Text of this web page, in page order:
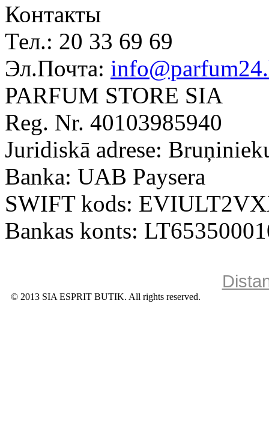
Контакты
Тел.: 20 33 69 69
Эл.Почта:
PARFUM STORE SIA
Reg. Nr. 40103985940
Juridiskā adrese:
Banka: UAB Paysera
SWIFT kods:
Bankas konts:
© 2013 SIA ESPRIT BUTIK. All rights reserved.